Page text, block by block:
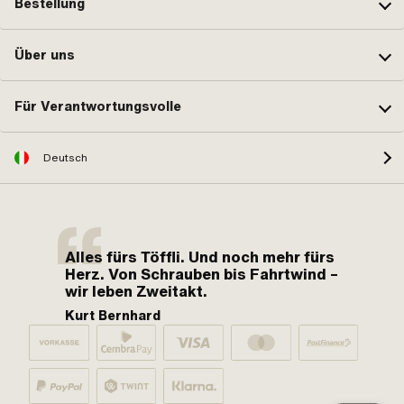
Über uns
Für Verantwortungsvolle
Deutsch
Alles fürs Töffli. Und noch mehr fürs
Herz. Von Schrauben bis Fahrtwind –
wir leben Zweitakt.
Kurt Bernhard